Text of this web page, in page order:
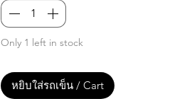
Only 1 left in stock
หยิบใส่รถเข็น / Cart